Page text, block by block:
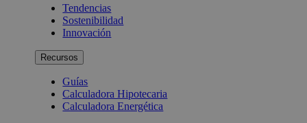
Tendencias
Sostenibilidad
Innovación
Recursos
Guías
Calculadora Hipotecaria
Calculadora Energética